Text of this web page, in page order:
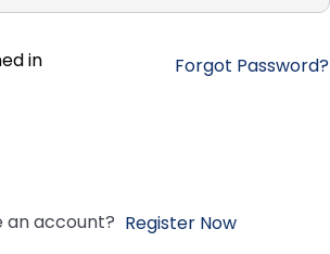
in Forgot Password?
an account? Register Now